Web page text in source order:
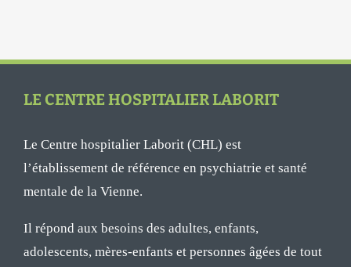
LE CENTRE HOSPITALIER LABORIT
Le Centre hospitalier Laborit (CHL) est
l’établissement de référence en psychiatrie et santé
mentale de la Vienne.
Il répond aux besoins des adultes, enfants,
adolescents, mères-enfants et personnes âgées de tout